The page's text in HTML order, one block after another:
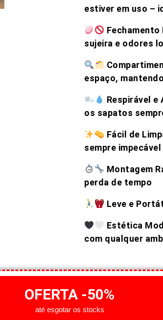
estiver em uso –
sujeira e odores
espaço,
Respirável
os sapatos
Fácil de
sempre impecável
Montagem
perda de tempo
Leve e
Estética
com qualquer
OFERTA -50%
até esgotar os stocks